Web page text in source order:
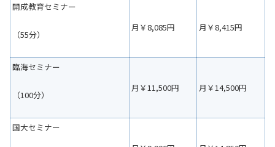
開成教育セミナー
（55分）
月￥8,085円 月￥8,415円
臨海セミナー
（100分）
月￥11,500円 月￥14,500円
国大セミナー